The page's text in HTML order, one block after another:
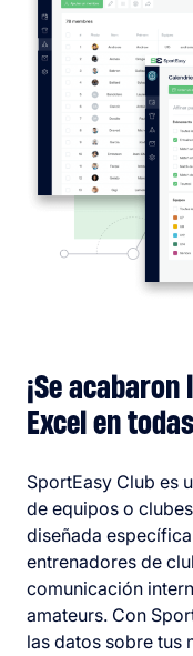
¡Se
Excel en
SportEasy Club es
de equipos o
diseñada
entrenadores de
comunicación
amateurs. Con
las datos sobre tus